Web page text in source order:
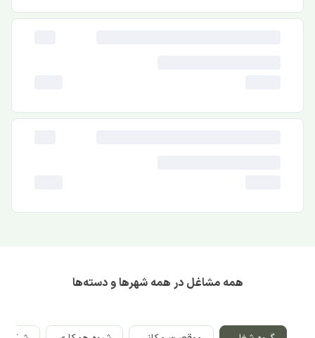
همه مشاغل در همه شهرها و دسته‌ها